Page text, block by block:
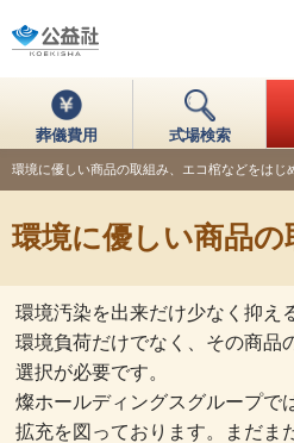
葬儀費用 式場検索
環境に優しい商品の取組み、エコ棺などをはじ
環境に優しい商品の
環境汚染を出来だけ少なく抑え
環境負荷だけでなく、その商品
選択が必要です。
燦ホールディングスグループで
拡充を図っております。まだま